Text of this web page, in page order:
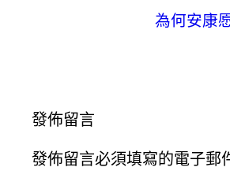
為何安康
發佈留言
發佈留言必須填寫的電子郵